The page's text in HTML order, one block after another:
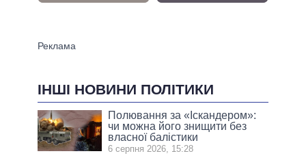
ІНШІ НОВИНИ ПОЛІТИКИ
Полювання за «Іскандером»:
чи можна його знищити без
власної балістики
6 серпня 2026, 15:28